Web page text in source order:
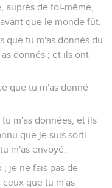
auprès de toi-même,
que le monde fût.
que tu m'as donnés du
donnés ; et ils ont
que tu m'as donné
m'as données, et ils
que je suis sorti
m'as envoyé.
; je ne fais pas de
ceux que tu m'as